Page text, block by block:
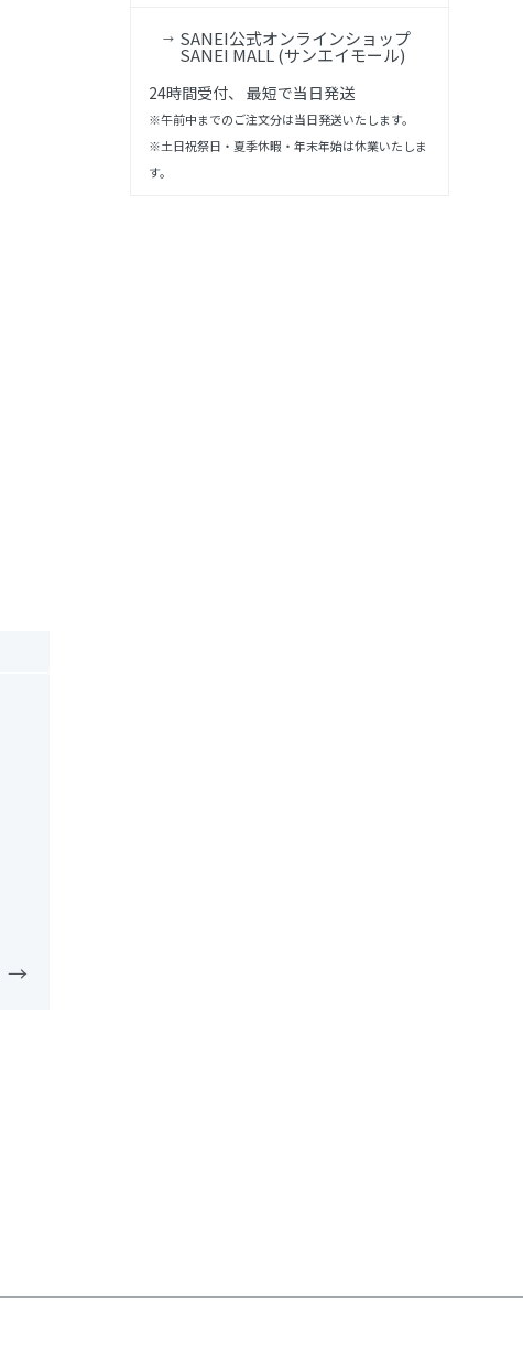
SANEI公式オンラインショップ
SANEI MALL (サンエイモール)
24時間受付、 最短で当日発送
※午前中までのご注文分は当日発送いたします。
※土日祝祭日・夏季休暇・年末年始は休業いたしま
す。